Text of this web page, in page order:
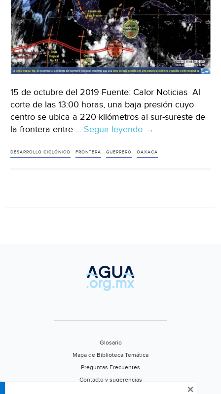
(El
Universal
Oaxaca)
15 de octubre del 2019 Fuente: Calor Noticias Al
corte de las 13:00 horas, una baja presión cuyo
centro se ubica a 220 kilómetros al sur-sureste de
la frontera entre … Seguir leyendo Intensas
para
→
DESARROLLO CICLÓNICO FRONTERA GUERRERO OAXACA
Glosario
Mapa de Biblioteca Temática
Preguntas Frecuentes
Contacto y sugerencias
×